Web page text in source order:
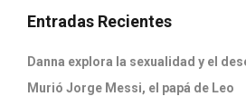
Entradas Recientes
Danna explora la sexualidad y el
Murió Jorge Messi, el papá de Leo